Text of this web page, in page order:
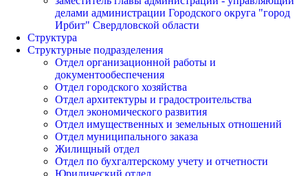
делами администрации Городского округа "город
Ирбит" Свердловской области
Структура
Структурные подразделения
Отдел организационной работы и
документообеспечения
Отдел городского хозяйства
Отдел архитектуры и градостроительства
Отдел экономического развития
Отдел имущественных и земельных отношений
Отдел муниципального заказа
Жилищный отдел
Отдел по бухгалтерскому учету и отчетности
Юридический отдел